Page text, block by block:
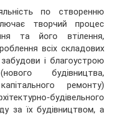
по створенню
творчий процес
та його втілення,
всіх складових
і благоустрою
будівництва,
ремонту)
будівельного
за їх будівництвом, а